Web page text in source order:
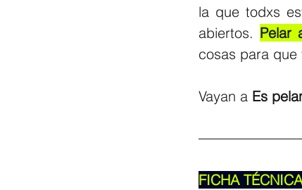
la que todxs
abiertos. Pelar
cosas para que
Vayan a Es
FICHA